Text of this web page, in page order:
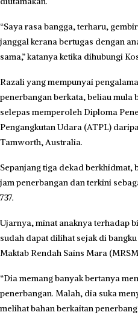
“Saya rasa bangga, terharu,
janggal kerana bertugas dengan
sama,” katanya ketika dihubungi
Razali yang mempunyai
penerbangan berkata, beliau mula
selepas memperoleh Diploma
Pengangkutan Udara (ATPL)
Tamworth, Australia.
Sepanjang tiga dekad ber­khidmat,
jam penerbangan dan terkini
737.
Ujarnya, minat anaknya terhadap
sudah dapat dilihat sejak di
Maktab Rendah Sains Mara
“Dia memang banyak bertanya
penerbangan. Malah, dia suka
melihat bahan berkaitan